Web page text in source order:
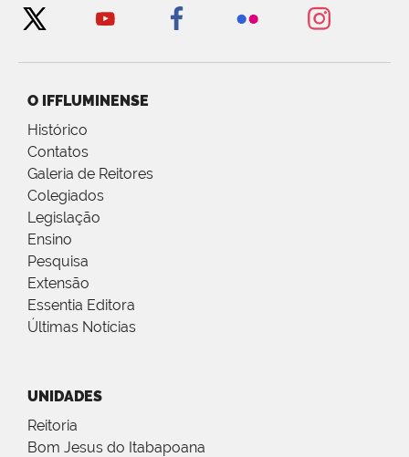
O IFFLUMINENSE
Histórico
Contatos
Galeria de Reitores
Colegiados
Legislação
Ensino
Pesquisa
Extensão
Essentia Editora
Últimas Notícias
UNIDADES
Reitoria
Bom Jesus do Itabapoana